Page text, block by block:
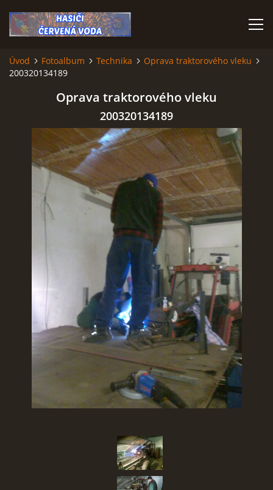
ÚVOD
VÝJEZDOVÁ JEDNOTKA
VÝJEZDY V ROCE 2026
KONTAKTY
MLADÍ HASIČI
SBĚR VYSLOUŽILÉHO ELEKTROZAŘÍZENÍ
RADY V NOUZI, DŮLEŽITÉ TEL. ČÍSLA
Čeština English Deutsch
Úvod Fotoalbum Technika
Oprava traktorového vleku
200320134189
Oprava traktorového vleku
200320134189